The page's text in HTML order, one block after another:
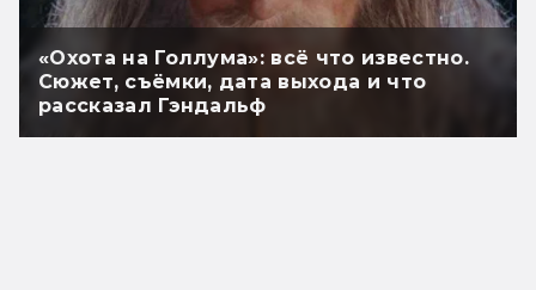
«Охота на Голлума»: всё что известно.
Сюжет, съёмки, дата выхода и что
рассказал Гэндальф